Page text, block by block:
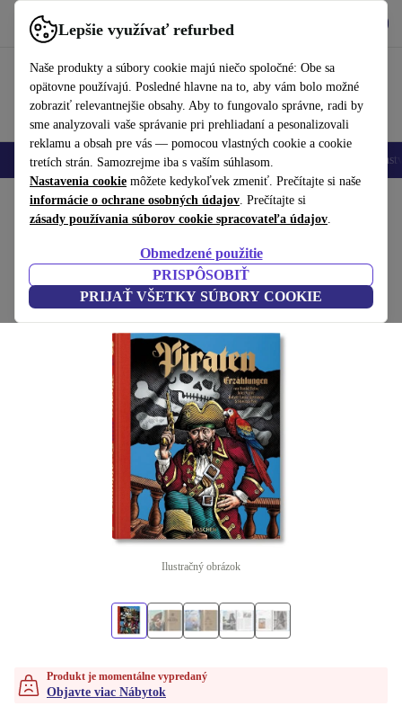
Lepšie využívať refurbed
Naše produkty a súbory cookie majú niečo spoločné: Obe sa
opätovne používajú. Posledné hlavne na to, aby vám bolo možné
zobraziť relevantnejšie obsahy. Aby to fungovalo správne, radi by
sme analyzovali vaše správanie pri prehliadaní a pesonalizovali
reklamu a obsah pre vás — pomocou vlastných cookie a cookie
tretích strán. Samozrejme iba s vaším súhlasom.
Nastavenia cookie môžete kedykoľvek zmeniť. Prečítajte si naše
informácie o ochrane osobných údajov. Prečítajte si
zásady používania súborov cookie spracovateľa údajov.
Obmedzené použitie
PRISPÔSOBIŤ
PRIJAŤ VŠETKY SÚBORY COOKIE
používať refurbed rýchlo a jednoducho
Mobilné telefóny Laptopy Tablety Inteligentné hodinky
Domov Produkty Domácnosť Nábytok
pirátske príbehy
biela
(Zbieranie recenzií)
Ilustračný obrázok
Produkt je momentálne vypredaný
Objavte viac Nábytok